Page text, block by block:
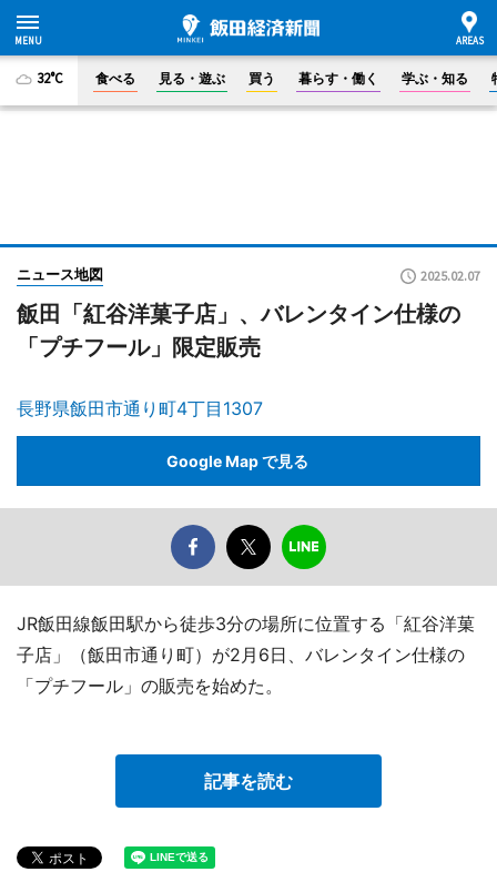
32°C 食べる 見る・遊ぶ 買う 暮らす・働く 学ぶ・知る
ニュース地図 2025.02.07
飯田「紅谷洋菓子店」、バレンタイン仕様の
「プチフール」限定販売
長野県飯田市通り町4丁目1307
Google Map で見る
JR飯田線飯田駅から徒歩3分の場所に位置する「紅谷洋菓
子店」（飯田市通り町）が2月6日、バレンタイン仕様の
「プチフール」の販売を始めた。
記事を読む